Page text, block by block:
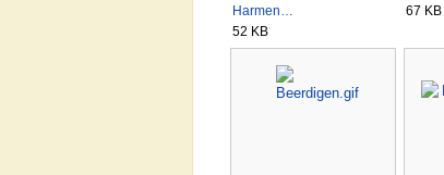
Harmen…
52 KB
67 KB